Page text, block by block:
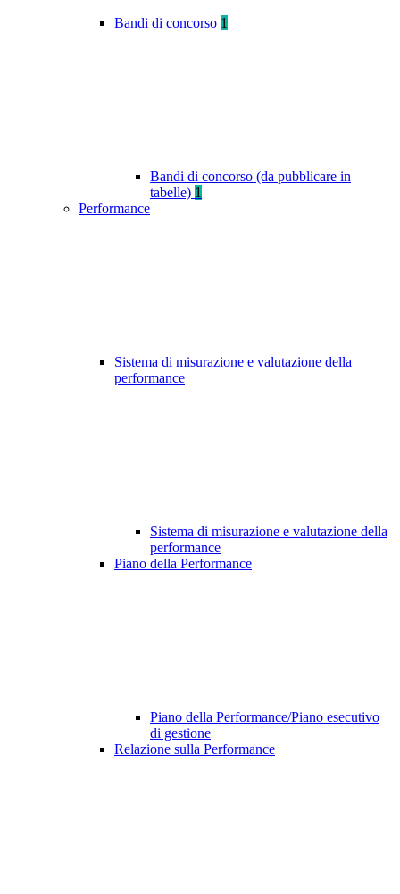
Bandi di concorso 1
Bandi di concorso (da pubblicare in
tabelle) 1
Performance
Sistema di misurazione e valutazione della
performance
Sistema di misurazione e valutazione della
performance
Piano della Performance
Piano della Performance/Piano esecutivo
di gestione
Relazione sulla Performance